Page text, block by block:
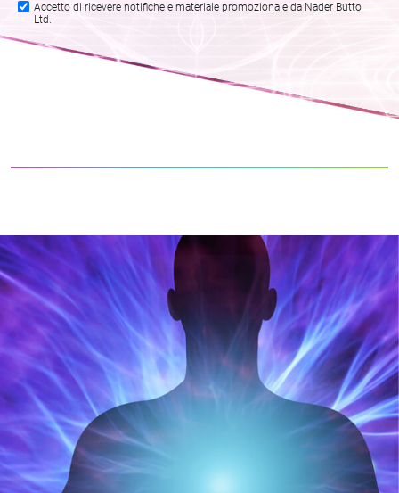
Accetto di ricevere notifiche e materiale promozionale da Nader Butto
Ltd.